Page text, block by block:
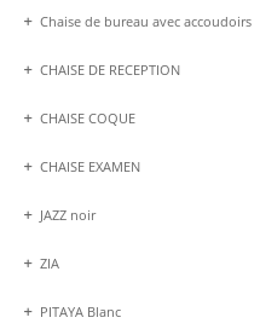
Chaise de bureau avec accoudoirs
CHAISE DE RECEPTION
CHAISE COQUE
CHAISE EXAMEN
JAZZ noir
ZIA
PITAYA Blanc